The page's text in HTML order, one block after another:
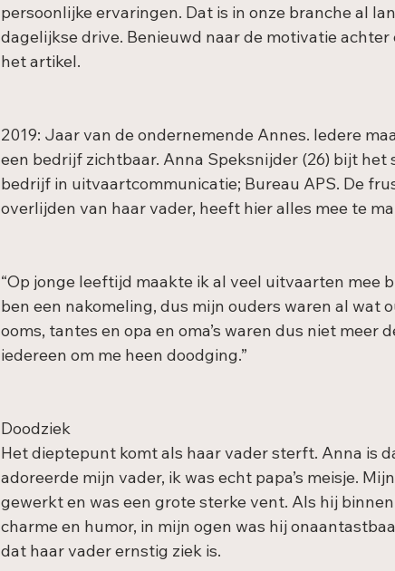
persoonlijke ervaringen. Dat is in onze branche al
dagelijkse drive. Benieuwd naar de motivatie
het artikel.
2019: Jaar van de ondernemende Annes. Iedere
een bedrijf zichtbaar. Anna Speksnijder (26) bijt het
bedrijf in uitvaartcommunicatie; Bureau APS. De
overlijden van haar vader, heeft hier alles mee te
“Op jonge leeftijd maakte ik al veel uitvaarten mee
ben een nakomeling, dus mijn ouders waren al wat
ooms, tantes en opa en oma’s waren dus niet meer
iedereen om me heen doodging.”
Doodziek
Het dieptepunt komt als haar vader sterft. Anna is
adoreerde mijn vader, ik was echt papa’s meisje.
gewerkt en was een grote sterke vent. Als hij
charme en humor, in mijn ogen was hij
dat haar vader ernstig ziek is.